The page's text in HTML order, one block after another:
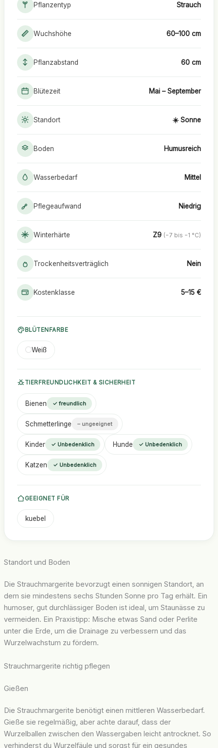
Pflanzentyp Strauch
Wuchshöhe 60–100 cm
Pflanzabstand 60 cm
Blütezeit Mai – September
Standort ☀️ Sonne
Boden Humusreich
Wasserbedarf Mittel
Pflegeaufwand Niedrig
Winterhärte Z9 (−7 bis −1 °C)
Trockenheitsverträglich Nein
Kostenklasse 5–15 €
BLÜTENFARBE
Weiß
TIERFREUNDLICHKEIT & SICHERHEIT
Bienen ✓ freundlich
Schmetterlinge – ungeeignet
Kinder ✓ Unbedenklich Hunde ✓ Unbedenklich
Katzen ✓ Unbedenklich
GEEIGNET FÜR
kuebel
Standort und Boden
Die Strauchmargerite bevorzugt einen sonnigen Standort, an
dem sie mindestens sechs Stunden Sonne pro Tag erhält. Ein
humoser, gut durchlässiger Boden ist ideal, um Staunässe zu
vermeiden. Ein Praxistipp: Mische etwas Sand oder Perlite
unter die Erde, um die Drainage zu verbessern und das
Wurzelwachstum zu fördern.
Strauchmargerite richtig pflegen
Gießen
Die Strauchmargerite benötigt einen mittleren Wasserbedarf.
Gieße sie regelmäßig, aber achte darauf, dass der
Wurzelballen zwischen den Wassergaben leicht antrocknet. So
verhinderst du Wurzelfäule und sorgst für ein gesundes